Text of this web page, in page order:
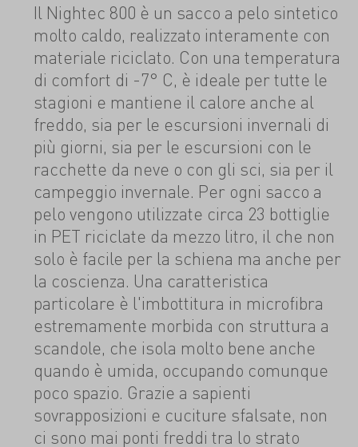
Il Nightec 800 è un sacco a pelo sintetico
molto caldo, realizzato interamente con
materiale riciclato. Con una temperatura
di comfort di -7° C, è ideale per tutte le
stagioni e mantiene il calore anche al
freddo, sia per le escursioni invernali di
più giorni, sia per le escursioni con le
racchette da neve o con gli sci, sia per il
campeggio invernale. Per ogni sacco a
pelo vengono utilizzate circa 23 bottiglie
in PET riciclate da mezzo litro, il che non
solo è facile per la schiena ma anche per
la coscienza. Una caratteristica
particolare è l'imbottitura in microfibra
estremamente morbida con struttura a
scandole, che isola molto bene anche
quando è umida, occupando comunque
poco spazio. Grazie a sapienti
sovrapposizioni e cuciture sfalsate, non
ci sono mai ponti freddi tra lo strato